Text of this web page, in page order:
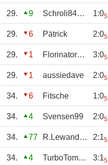
29. 9 Schroli84aTraby 1:05
29. 6 Pätrick 2:05
29. 1 Florinator_97 3:05
29. 1 aussiedave 2:05
34. 6 Fitsche 1:05
34. 4 Svensen99 2:05
34. 77 R.Lewandowski 2:15
34. 4 TurboTommy 3:15